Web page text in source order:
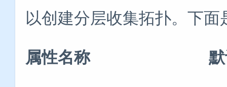
以创建分层收集拓扑。下
属性名称 默